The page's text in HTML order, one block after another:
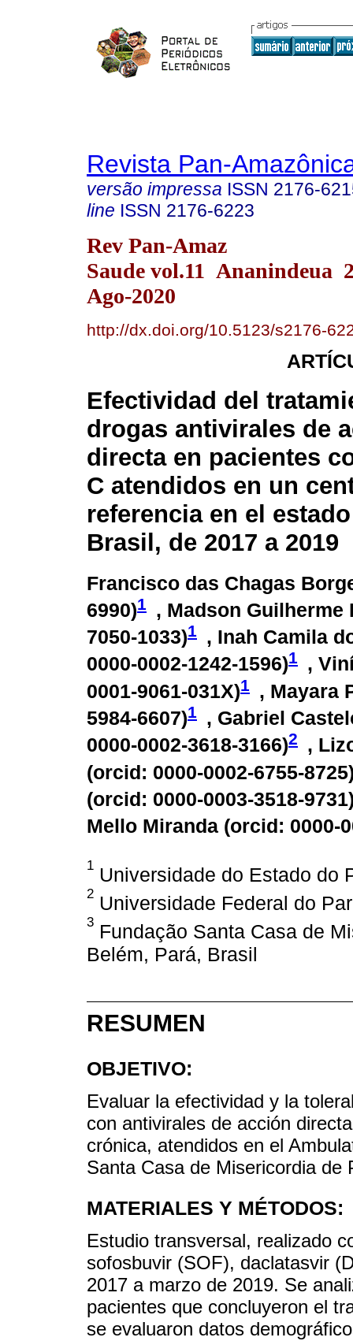
Revista Pan-
versão impressa ISSN 2176-
line ISSN 2176-6223
Rev Pan-Amaz
Saude vol.11 Ananindeua
Ago-2020
http://dx.doi.org/10.5123/s2176-
Efectividad del
drogas antivirales de
directa en pacientes
C atendidos en un
referencia en el
Brasil, de 2017 a 2019
Francisco das Chagas
6990)1 , Madson Guilherme
7050-1033)1 , Inah Camila
0000-0002-1242-1596)1 ,
0001-9061-031X)1 , Mayara
5984-6607)1 , Gabriel
0000-0002-3618-3166)2
,
(orcid: 0000-0002-6755-8725
(orcid: 0000-0003-3518-9731
Mello Miranda (orcid: 0000-
1 Universidade do Estado do
2 Universidade Federal do
3 Fundação Santa Casa de
Belém, Pará, Brasil
RESUMEN
OBJETIVO:
Evaluar la efectividad y la
con antivirales de acción
crónica, atendidos en el
Santa Casa de Misericordia
MATERIALES Y MÉTODOS:
Estudio transversal, realizado
sofosbuvir (SOF), daclatasvir
2017 a marzo de 2019. Se
pacientes que concluyeron el
se evaluaron datos